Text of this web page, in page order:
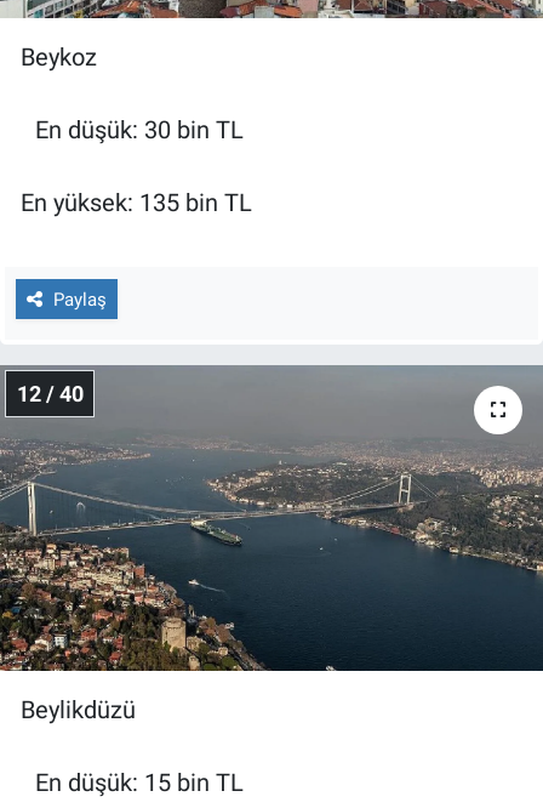
Beykoz
En düşük: 30 bin TL
En yüksek: 135 bin TL
Paylaş
12 / 40
Beylikdüzü
En düşük: 15 bin TL